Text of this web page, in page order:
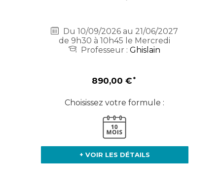
Du 10/09/2026 au 21/06/2027
de 9h30 à 10h45 le Mercredi
Professeur :Ghislain
890,00 €
Choisissez votre formule :
+ VOIR LES DÉTAILS